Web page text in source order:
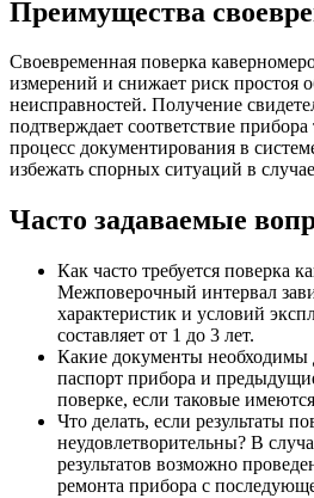
Преимущества
Своевременная поверка
измерений и снижает риск простоя
неисправностей. Получение
подтверждает соответствие
процесс документирования в
избежать спорных ситуаций в
Часто задаваемые
Как часто требуется поверка
Межповерочный интервал
характеристик и условий
составляет от 1 до 3 лет.
Какие документы необходимы
паспорт прибора и
поверке, если таковые
Что делать, если результаты
неудовлетворительны? В
результатов возможно
ремонта прибора с